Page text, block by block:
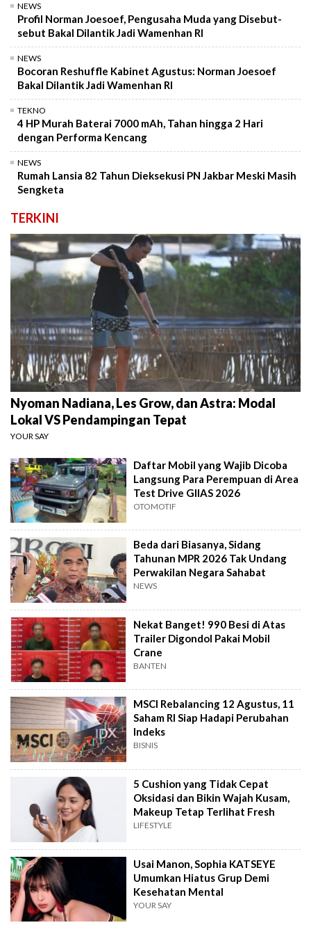
NEWS
Profil Norman Joesoef, Pengusaha Muda yang Disebut-
sebut Bakal Dilantik Jadi Wamenhan RI
NEWS
Bocoran Reshuffle Kabinet Agustus: Norman Joesoef
Bakal Dilantik Jadi Wamenhan RI
TEKNO
4 HP Murah Baterai 7000 mAh, Tahan hingga 2 Hari
dengan Performa Kencang
NEWS
Rumah Lansia 82 Tahun Dieksekusi PN Jakbar Meski Masih
Sengketa
TERKINI
Nyoman Nadiana, Les Grow, dan Astra: Modal
Lokal VS Pendampingan Tepat
YOUR SAY
Daftar Mobil yang Wajib Dicoba
Langsung Para Perempuan di Area
Test Drive GIIAS 2026
OTOMOTIF
Beda dari Biasanya, Sidang
Tahunan MPR 2026 Tak Undang
Perwakilan Negara Sahabat
NEWS
Nekat Banget! 990 Besi di Atas
Trailer Digondol Pakai Mobil
Crane
BANTEN
MSCI Rebalancing 12 Agustus, 11
Saham RI Siap Hadapi Perubahan
Indeks
BISNIS
5 Cushion yang Tidak Cepat
Oksidasi dan Bikin Wajah Kusam,
Makeup Tetap Terlihat Fresh
LIFESTYLE
Usai Manon, Sophia KATSEYE
Umumkan Hiatus Grup Demi
Kesehatan Mental
YOUR SAY